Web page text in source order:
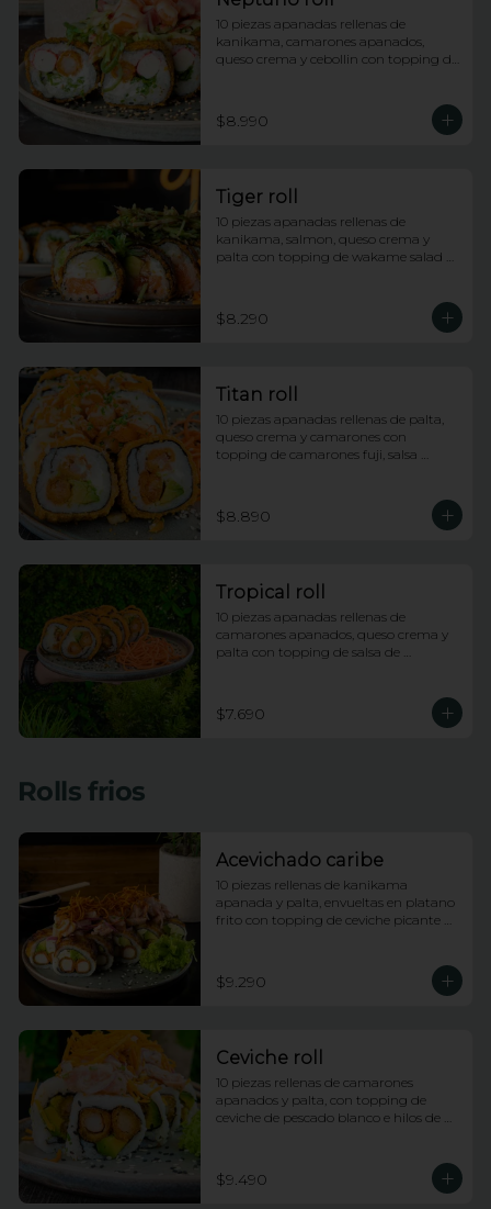
10 piezas apanadas rellenas de
kanikama, camarones apanados,
queso crema y cebollin con topping de
$8.990
Tiger roll
10 piezas apanadas rellenas de
kanikama, salmon, queso crema y
palta con topping de wakame salad y
$8.290
Titan roll
10 piezas apanadas rellenas de palta,
queso crema y camarones con
topping de camarones fuji, salsa
$8.890
Tropical roll
10 piezas apanadas rellenas de
camarones apanados, queso crema y
palta con topping de salsa de
$7.690
Rolls frios
Acevichado caribe
10 piezas rellenas de kanikama
apanada y palta, envueltas en platano
frito con topping de ceviche picante de
$9.290
Ceviche roll
10 piezas rellenas de camarones
apanados y palta, con topping de
ceviche de pescado blanco e hilos de
$9.490